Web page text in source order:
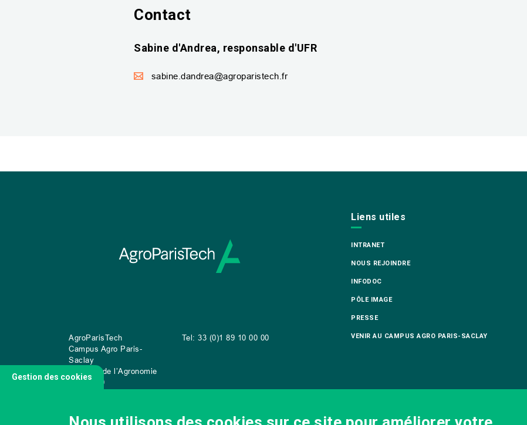
Contact
Sabine d'Andrea, responsable d'UFR
sabine.dandrea@agroparistech.fr
AgroParisTech
Campus Agro Paris-
Saclay
22 place de l’Agronomie
CS20040
Tel: 33 (0)1 89 10 00 00
Liens utiles
INTRANET
NOUS REJOINDRE
INFODOC
PÔLE IMAGE
PRESSE
VENIR AU CAMPUS AGRO PARIS-SACLAY
Gestion des cookies